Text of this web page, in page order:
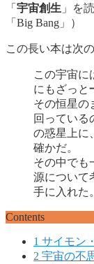
「 宇宙創生 」を
「Big Bang」）
この長い本は次
この宇宙に
にもざっと
その恒星の
回っている
の惑星上に、
確かだ。
その中でも
源について
手に入れた。
Contents
1 サイモン
2 宇宙の不